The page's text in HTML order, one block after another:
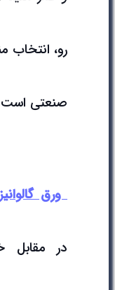
رو، انتخاب
صنعتی
ورق
در مقابل